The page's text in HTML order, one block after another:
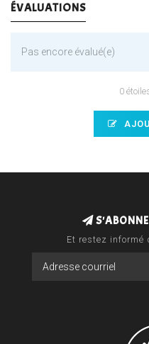
ÉVALUATIONS
Pas encore évalué(e)
0
Et restez informé